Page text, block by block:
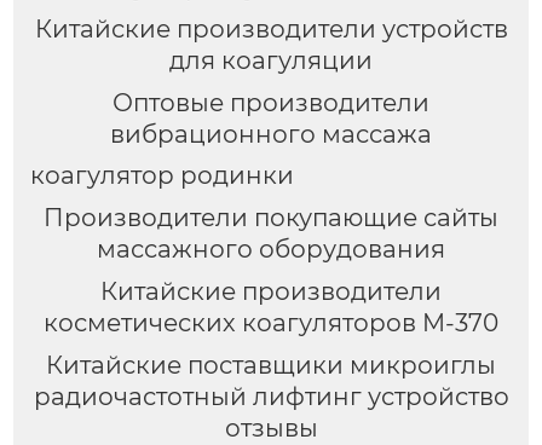
Китайские производители устройств
для коагуляции
Оптовые производители
вибрационного массажа
коагулятор родинки
Производители покупающие сайты
массажного оборудования
Китайские производители
косметических коагуляторов M-370
Китайские поставщики микроиглы
радиочастотный лифтинг устройство
отзывы